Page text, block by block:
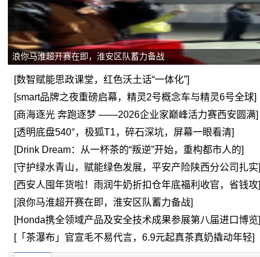
浪你马淮超开赛在即，淮安区队蓄力备战
[数智赋能思政课堂，红色沃土话“一体化”]
[smart品牌之夜重磅启幕，精灵2号概念车与精灵6号全球]
[商海逐光 奔跑逐梦 ——2026企业家巅峰活力赛西安圆满]
[透明底盘540°，极狐T1，碎石深坑，屏幕一眼看清]
[Drink Dream：从一杯茶的“叛逆”开始，重构都市人的]
[守护绿水青山，赋能绿色发展，平安产险陕西分公司扎实]
[西安人囤年货啦！雨润牛奶折扣仓年底福利收官，省钱攻]
[浪你马淮超开赛在即，淮安区队蓄力备战]
[Honda携全领域产品及安全技术成果参展第八届进口博览]
[「茶瀑布」官宣毛不易代言，6.9元起真茶真奶撬动年轻]